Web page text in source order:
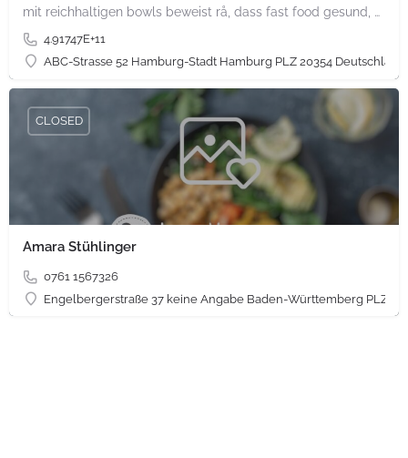
mit reichhaltigen bowls beweist rå, dass fast food gesund, nachhaltig und hundertprozentig vegan sein kann.…
4.91747E+11
ABC-Strasse 52 Hamburg-Stadt Hamburg PLZ 20354 Deutschland
Amara Stühlinger
0761 1567326
Engelbergerstraße 37 keine Angabe Baden-Württemberg PLZ
CLOSED